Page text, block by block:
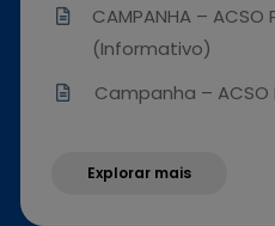
CAMPANHA – ACSO
(Informativo)
Campanha – ACSO
Explorar mais